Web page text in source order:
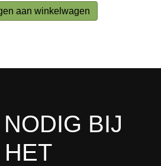
aan winkelwagen
BIJ
HET